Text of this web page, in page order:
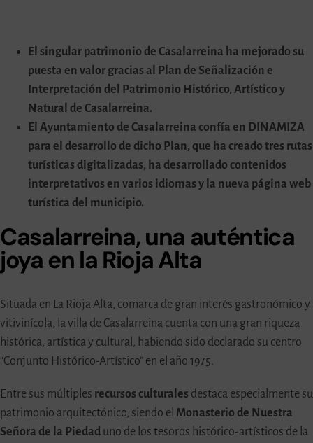
El singular patrimonio de Casalarreina ha mejorado su
puesta en valor gracias al Plan de Señalización e
Interpretación del Patrimonio Histórico, Artístico y
Natural de Casalarreina.
El Ayuntamiento de Casalarreina confía en DINAMIZA
para el desarrollo de dicho Plan, que ha creado tres rutas
turísticas digitalizadas, ha desarrollado contenidos
interpretativos en varios idiomas y la nueva página web
turística del municipio.
Casalarreina, una auténtica
joya en la Rioja Alta
Situada en La Rioja Alta, comarca de gran interés gastronómico y
vitivinícola, la villa de Casalarreina cuenta con una gran riqueza
histórica, artística y cultural, habiendo sido declarado su centro
“Conjunto Histórico-Artístico” en el año 1975.
Entre sus múltiples recursos culturales destaca especialmente su
patrimonio arquitectónico, siendo el Monasterio de Nuestra
Señora de la Piedaduno de los tesoros histórico-artísticos de la